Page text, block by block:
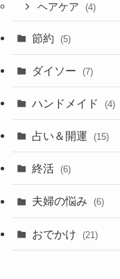
ヘアケア (4)
節約 (5)
ダイソー (7)
ハンドメイド (4)
占い＆開運 (15)
終活 (6)
夫婦の悩み (6)
おでかけ (21)